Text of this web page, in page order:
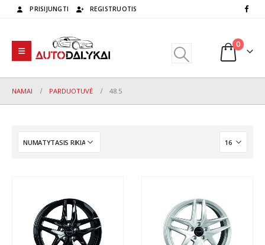
PRISIJUNGTI REGISTRUOTIS
0
NAMAI PARDUOTUVĖ 48.5